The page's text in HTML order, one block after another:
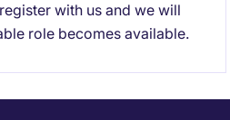
with us and we will
role becomes available.